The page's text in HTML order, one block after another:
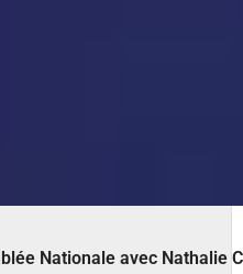
Nationale avec Nathalie